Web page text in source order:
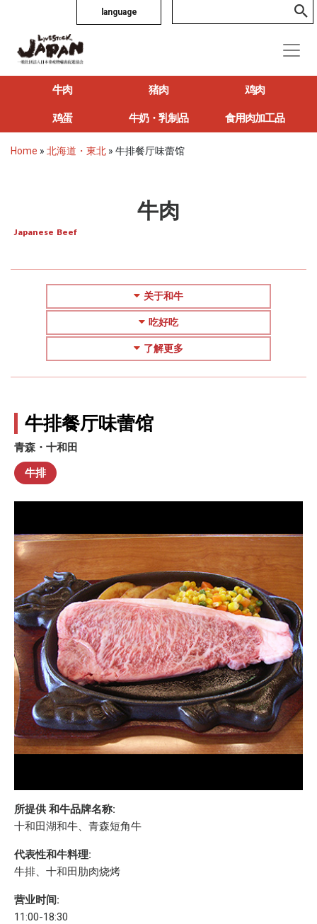
language
牛肉 猪肉 鸡肉
鸡蛋 牛奶・乳制品 食用肉加工品
Home » 北海道・東北 » 牛排餐厅味蕾馆
牛肉
Japanese Beef
关于和牛
吃好吃
了解更多
牛排餐厅味蕾馆
青森・十和田
牛排
所提供 和牛品牌名称:
十和田湖和牛、青森短角牛
代表性和牛料理:
牛排、十和田肋肉烧烤
营业时间:
11:00-18:30